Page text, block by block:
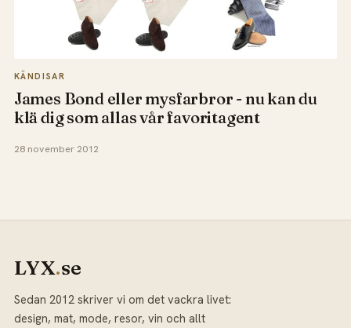
KÄNDISAR
James Bond eller mysfarbror - nu kan du
klä dig som allas vår favoritagent
28 november 2012
LYX.se
Sedan 2012 skriver vi om det vackra livet:
design, mat, mode, resor, vin och allt